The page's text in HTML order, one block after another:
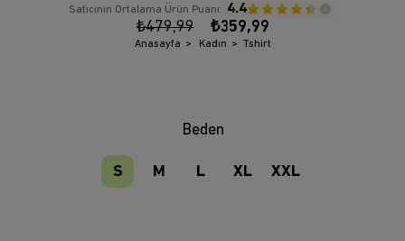
Satıcının Ortalama Ürün Puanı: 4.4
₺479,99 ₺359,99
Anasayfa Kadın Tshirt
Beden
S M L XL XXL